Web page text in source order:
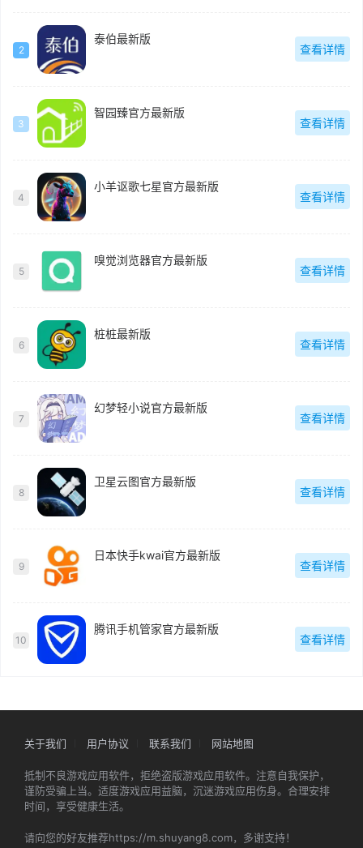
2
泰伯最新版
查看详情
3
智园臻官方最新版
查看详情
4
小羊讴歌七星官方最新版
查看详情
5
嗅觉浏览器官方最新版
查看详情
6
桩桩最新版
查看详情
7
幻梦轻小说官方最新版
查看详情
8
卫星云图官方最新版
查看详情
9
日本快手kwai官方最新版
查看详情
10
腾讯手机管家官方最新版
查看详情
关于我们 用户协议 联系我们 网站地图
抵制不良游戏应用软件，拒绝盗版游戏应用软件。注意自我保护，
谨防受骗上当。适度游戏应用益脑，沉迷游戏应用伤身。合理安排
时间，享受健康生活。
请向您的好友推荐https://m.shuyang8.com，多谢支持！